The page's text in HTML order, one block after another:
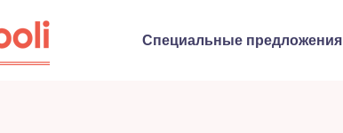
Специальные предложения